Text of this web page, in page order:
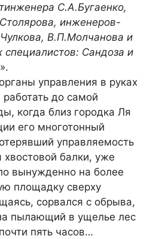
С.А.Бугаенко,
инженеров-
В.П.Молчанова и
специалистов: Сандоза и
».
управления в руках
до самой
когда близ городка Ля
его многотонный
управляемость
хвостовой балки, уже
вынужденно на более
площадку сверху
сорвался с обрыва,
пылающий в ущелье лес
пять часов…